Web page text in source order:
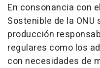
En consonancia con
Sostenible de la
producción
regulares como los
con necesidades de